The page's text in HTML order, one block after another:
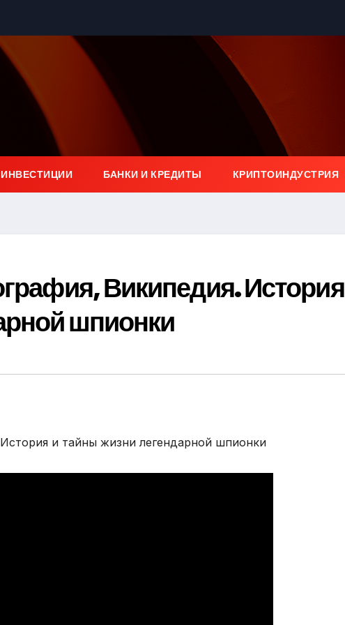
БАНКИ И КРЕДИТЫ КРИПТОИНДУСТРИЯ
Википедия. История
шпионки